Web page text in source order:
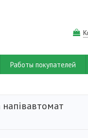
Работы покупателей